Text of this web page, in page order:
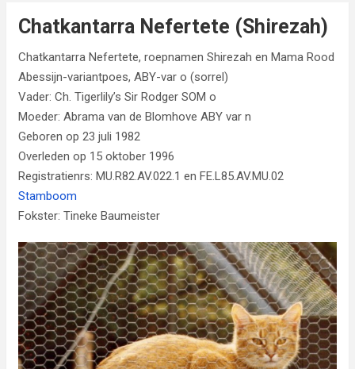
Chatkantarra Nefertete (Shirezah)
Chatkantarra Nefertete, roepnamen Shirezah en Mama Rood
Abessijn-variantpoes, ABY-var o (sorrel)
Vader: Ch. Tigerlily’s Sir Rodger SOM o
Moeder: Abrama van de Blomhove ABY var n
Geboren op 23 juli 1982
Overleden op 15 oktober 1996
Registratienrs: MU.R82.AV.022.1 en FE.L85.AV.MU.02
Stamboom
Fokster: Tineke Baumeister